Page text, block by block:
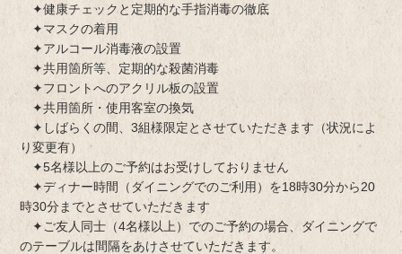
✦健康チェックと定期的な手指消毒の徹底
✦マスクの着用
✦アルコール消毒液の設置
✦共用箇所等、定期的な殺菌消毒
✦フロントへのアクリル板の設置
✦共用箇所・使用客室の換気
✦しばらくの間、3組様限定とさせていただきます（状況によ
り変更有）
✦5名様以上のご予約はお受けしておりません
✦ディナー時間（ダイニングでのご利用）を18時30分から20
時30分までとさせていただきます
✦ご友人同士（4名様以上）でのご予約の場合、ダイニングで
のテーブルは間隔をあけさせていただきます。